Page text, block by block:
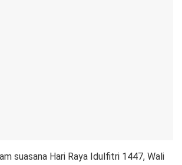
suasana Hari Raya Idulfitri 1447, Wali